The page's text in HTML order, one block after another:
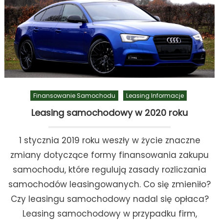
Finansowanie Samochodu Leasing Informacje
Leasing samochodowy w 2020 roku
1 stycznia 2019 roku weszły w życie znaczne
zmiany dotyczące formy finansowania zakupu
samochodu, które regulują zasady rozliczania
samochodów leasingowanych. Co się zmieniło?
Czy leasingu samochodowy nadal się opłaca?
Leasing samochodowy w przypadku firm,